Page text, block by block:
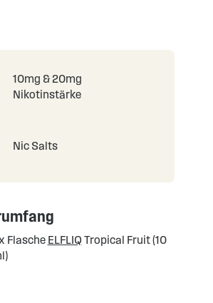
10mg & 20mg
Nikotinstärke
Nic Salts
Flasche ELFLIQ Tropical Fruit (10